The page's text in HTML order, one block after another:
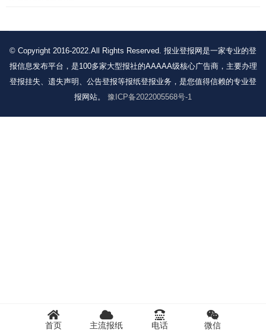
© Copyright 2016-2022.All Rights Reserved. 报业登报网是一家专业的登
报信息发布平台，是100多家大型报社的AAAAA级核心广告商，主要办理
登报挂失、遗失声明、公告登报等报纸登报业务，是您值得信赖的专业登
报网站。 豫ICP备2022005568号-1
首页 主流报纸 电话 微信